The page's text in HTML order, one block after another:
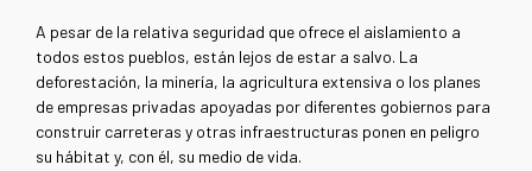
A pesar de la relativa seguridad que ofrece el aislamiento a
todos estos pueblos, están lejos de estar a salvo. La
deforestación, la minería, la agricultura extensiva o los planes
de empresas privadas apoyadas por diferentes gobiernos para
construir carreteras y otras infraestructuras ponen en peligro
su hábitat y, con él, su medio de vida.